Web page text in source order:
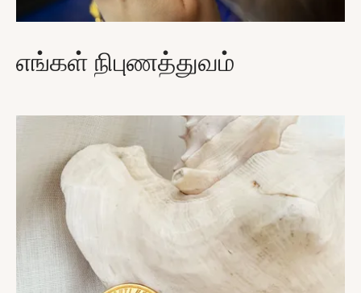
எங்கள் நிபுணத்துவம்